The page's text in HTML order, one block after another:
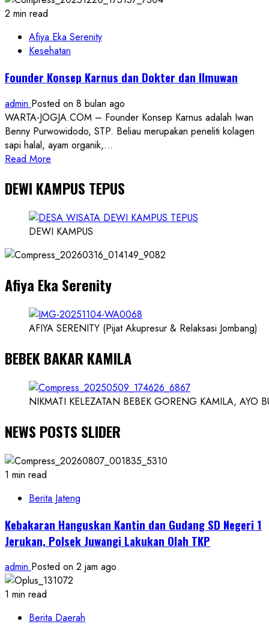
di
Rugi
Rp60
untuk
Kalinya
2 min read
Afiya Eka Serenity
Kesehatan
Founder Konsep Karnus dan Dokter dan Ilmuwan
admin Posted on 8 bulan ago
WARTA-JOGJA.COM – Founder Konsep Karnus adalah Iwan
Benny Purwowidodo, STP. Beliau merupakan peneliti kolagen
sapi halal, ayam organik,...
Read More
about
Konsep
Karnus
Dokter
Ilmuwan
DEWI KAMPUS TEPUS
DEWI KAMPUS
Afiya Eka Serenity
AFIYA SERENITY (Pijat Akupresur & Relaksasi Jombang)
BEBEK BAKAR KAMILA
NIKMATI KELEZATAN BEBEK GORENG KAMILA, AYO
NEWS POSTS SLIDER
1 min read
Berita Jateng
Kebakaran Hanguskan Kantin dan Gudang SD Negeri 1
Jerukan, Polsek Juwangi Lakukan Olah TKP
admin Posted on 2 jam ago
1 min read
Berita Daerah